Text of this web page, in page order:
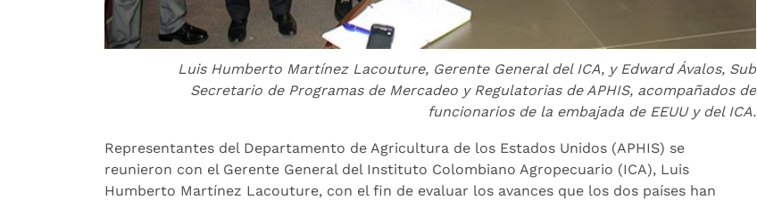
Luis Humberto Martínez Lacouture, Gerente General del ICA, y Edward Ávalos, Sub
Secretario de Programas de Mercadeo y Regulatorias de APHIS, acompañados de
funcionarios de la embajada de EEUU y del ICA.
Representantes del Departamento de Agricultura de los Estados Unidos (APHIS) se
reunieron con el Gerente General del Instituto Colombiano Agropecuario (ICA), Luis
Humberto Martínez Lacouture, con el fin de evaluar los avances que los dos países han